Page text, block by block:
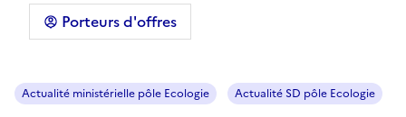
Porteurs d'offres
Actualité ministérielle pôle Ecologie Actualité SD pôle Ecologie